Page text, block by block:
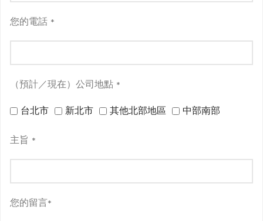
您的電話 *
（預計／現在）公司地點 *
台北市 新北市 其他北部地區 中部南部
主旨 *
您的留言*